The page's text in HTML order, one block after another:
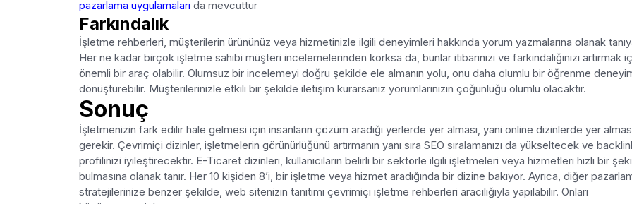
pazarlama uygulamaları da mevcuttur
Farkındalık
İşletme rehberleri, müşterilerin ürününüz veya hizmetinizle ilgili deneyimleri hakkında yorum yazmalarına olanak
Her ne kadar birçok işletme sahibi müşteri incelemelerinden korksa da, bunlar itibarınızı ve farkındalığınızı artırmak
önemli bir araç olabilir. Olumsuz bir incelemeyi doğru şekilde ele almanın yolu, onu daha olumlu bir öğrenme
dönüştürebilir. Müşterilerinizle etkili bir şekilde iletişim kurarsanız yorumlarınızın çoğunluğu olumlu olacaktır.
Sonuç
İşletmenizin fark edilir hale gelmesi için insanların çözüm aradığı yerlerde yer alması, yani online dizinlerde yer
gerekir. Çevrimiçi dizinler, işletmelerin görünürlüğünü artırmanın yanı sıra SEO sıralamanızı da yükseltecek ve
profilinizi iyileştirecektir. E-Ticaret dizinleri, kullanıcıların belirli bir sektörle ilgili işletmeleri veya hizmetleri hızlı bir
bulmasına olanak tanır. Her 10 kişiden 8’i, bir işletme veya hizmet aradığında bir dizine bakıyor. Ayrıca, diğer
stratejilerinize benzer şekilde, web sitenizin tanıtımı çevrimiçi işletme rehberleri aracılığıyla yapılabilir. Onları